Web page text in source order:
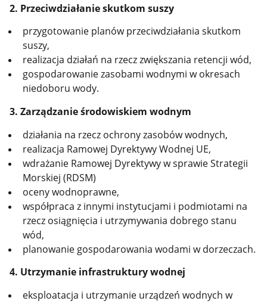
2. Przeciwdziałanie skutkom suszy
przygotowanie planów przeciwdziałania skutkom
suszy,
realizacja działań na rzecz zwiększania retencji wód,
gospodarowanie zasobami wodnymi w okresach
niedoboru wody.
3. Zarządzanie środowiskiem wodnym
działania na rzecz ochrony zasobów wodnych,
realizacja Ramowej Dyrektywy Wodnej UE,
wdrażanie Ramowej Dyrektywy w sprawie Strategii
Morskiej (RDSM)
oceny wodnoprawne,
współpraca z innymi instytucjami i podmiotami na
rzecz osiągnięcia i utrzymywania dobrego stanu
wód,
planowanie gospodarowania wodami w dorzeczach.
4. Utrzymanie infrastruktury wodnej
eksploatacja i utrzymanie urządzeń wodnych w